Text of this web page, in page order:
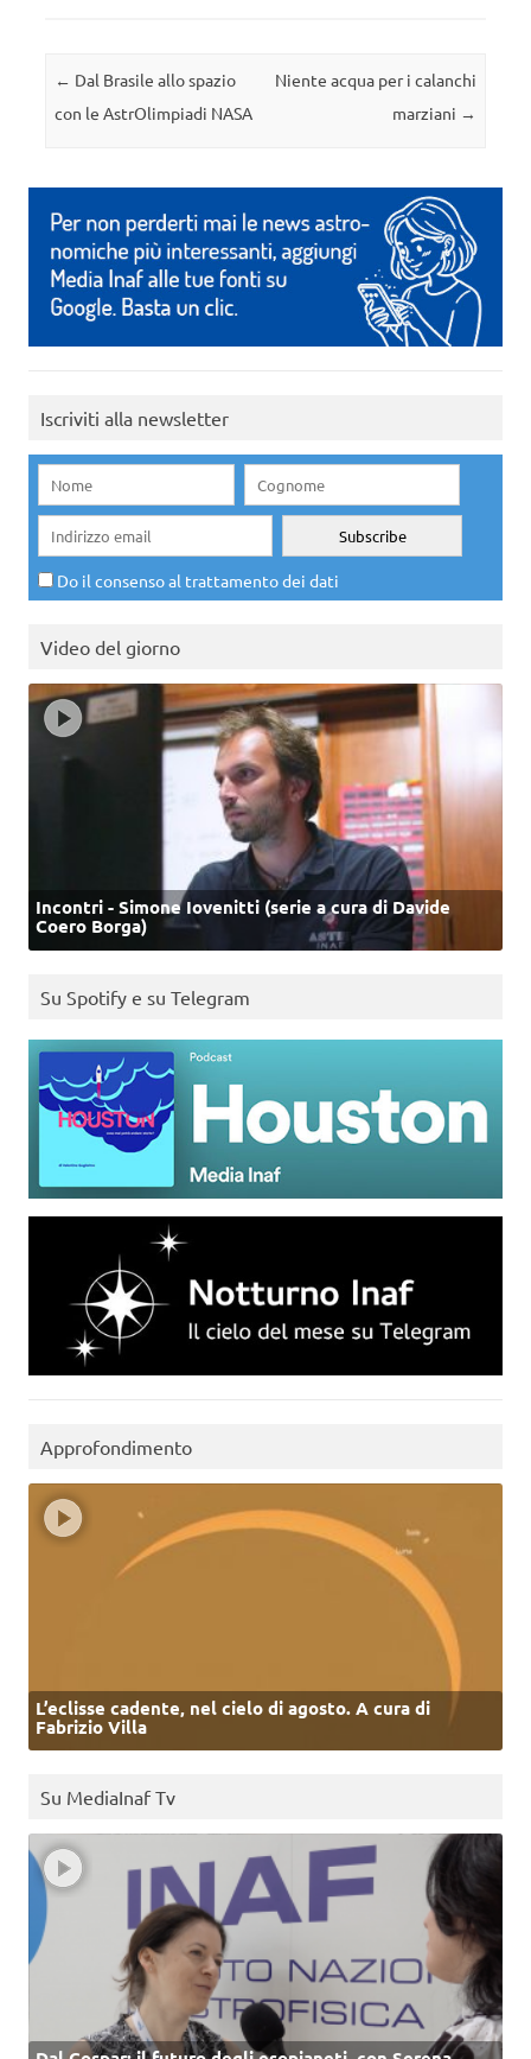
Navigazione articolo
← Dal Brasile allo spazio
con le AstrOlimpiadi NASA
Niente acqua per i calanchi
marziani →
Iscriviti alla newsletter
Do il consenso al trattamento dei dati
Video del giorno
Incontri - Simone Iovenitti (serie a cura di Davide
Coero Borga)
Su Spotify e su Telegram
Approfondimento
L’eclisse cadente, nel cielo di agosto. A cura di
Fabrizio Villa
Su MediaInaf Tv